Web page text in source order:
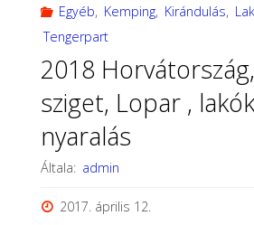
San
Egyéb, Kemping, Kirándulás,
Tengerpart
2018
sziget, Lopar ,
nyaralás
Általa: admin
2017. április 12.